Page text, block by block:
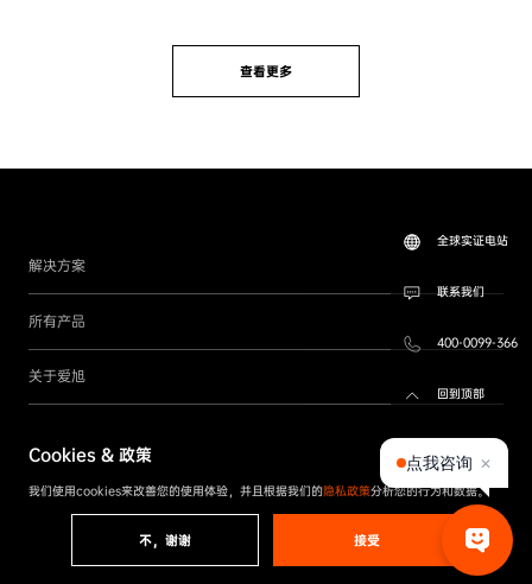
查看更多
解决方案
所有产品
关于爱旭
关注我们
Copyright © 2026 爱旭股份版权所有粤ICP备13073420号-1
Cookies & 政策
我们使用cookies来改善您的使用体验，并且根据我们的隐私政策分析您的行为和数据。
不，谢谢 接受
全球实证电站
联系我们
400-0099-366
回到顶部
点我咨询 ✕